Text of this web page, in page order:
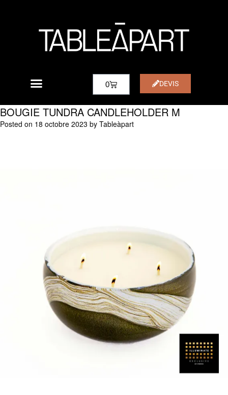
0 DEVIS
BOUGIE TUNDRA CANDLEHOLDER M
Posted on 18 octobre 2023 by Tableàpart